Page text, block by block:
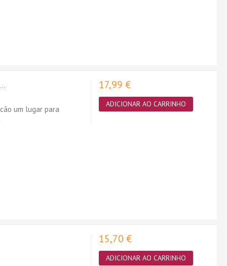
um lugar para
17,99 €
ADICIONAR AO CARRINHO
15,70 €
ADICIONAR AO CARRINHO